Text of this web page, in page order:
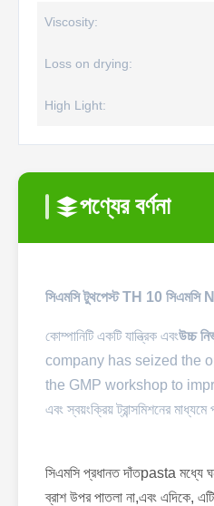
Viscosity:
Loss on drying:
High Light:
পণ্যের বর্ণনা
সিএমসি টুথপেস্ট TH 10 সিএমসি
কোম্পানিটি একটি যান্ত্রিক এবংউচ্চ
company has seized the
the GMP workshop to
এবং স্বয়ংক্রিয় ট্রান্সমিশনের
সিএমসি প্রধানত দাঁতpasta মধ্যে
ব্রাশ উপর পাতলা না,এবং এদিকে,